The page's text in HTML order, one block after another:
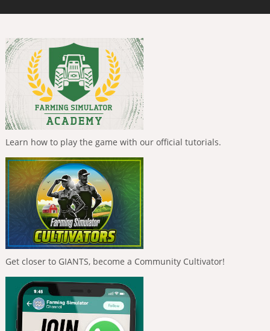
Learn how to play the game with our official tutorials.
Get closer to GIANTS, become a Community Cultivator!